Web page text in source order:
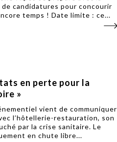
candidatures pour concourir
temps ! Date limite : ce...
en perte pour la
»
vient de communiquer
l’hôtellerie-restauration, son
par la crise sanitaire. Le
en chute libre...